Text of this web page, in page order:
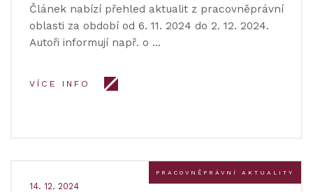
Článek nabízí přehled aktualit z pracovněprávní
oblasti za období od 6. 11. 2024 do 2. 12. 2024.
Autoři informují např. o …
VÍCE INFO
PRACOVNĚPRÁVNÍ AKTUALITY
14. 12. 2024